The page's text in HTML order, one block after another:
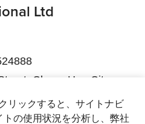
Ltd
Chang Hua City,
Taiwan
リックすると、サイトナビ
の使用状況を分析し、弊社